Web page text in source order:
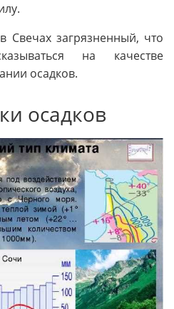
Свечах загрязненный, что
на качестве
осадков.
осадков